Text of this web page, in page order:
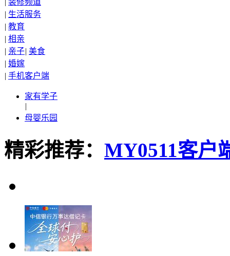
| 装修频道
| 生活服务
| 教育
| 相亲
| 亲子| 美食
| 婚嫁
| 手机客户端
家有学子
|
母婴乐园
精彩推荐： MY0511客户